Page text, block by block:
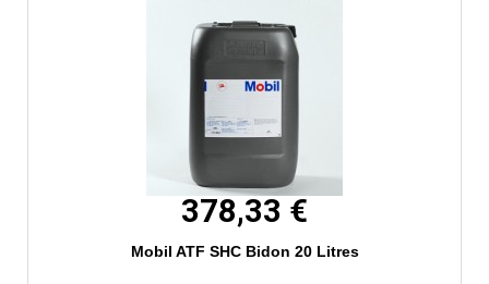
378,33 €
Mobil ATF SHC Bidon 20 Litres